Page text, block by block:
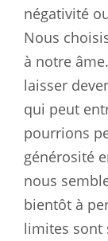
négativité
Nous
à notre
laisser
qui peut
pourrions
générosité
nous
bientôt à
limites sont